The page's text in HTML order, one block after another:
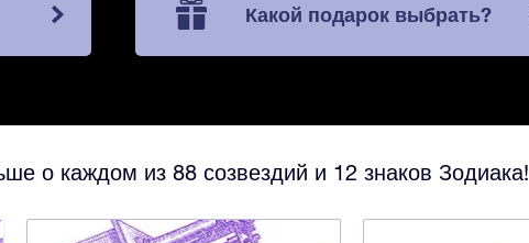
Какой подарок выбрать?
о каждом из 88 созвездий и 12 знаков Зодиака!